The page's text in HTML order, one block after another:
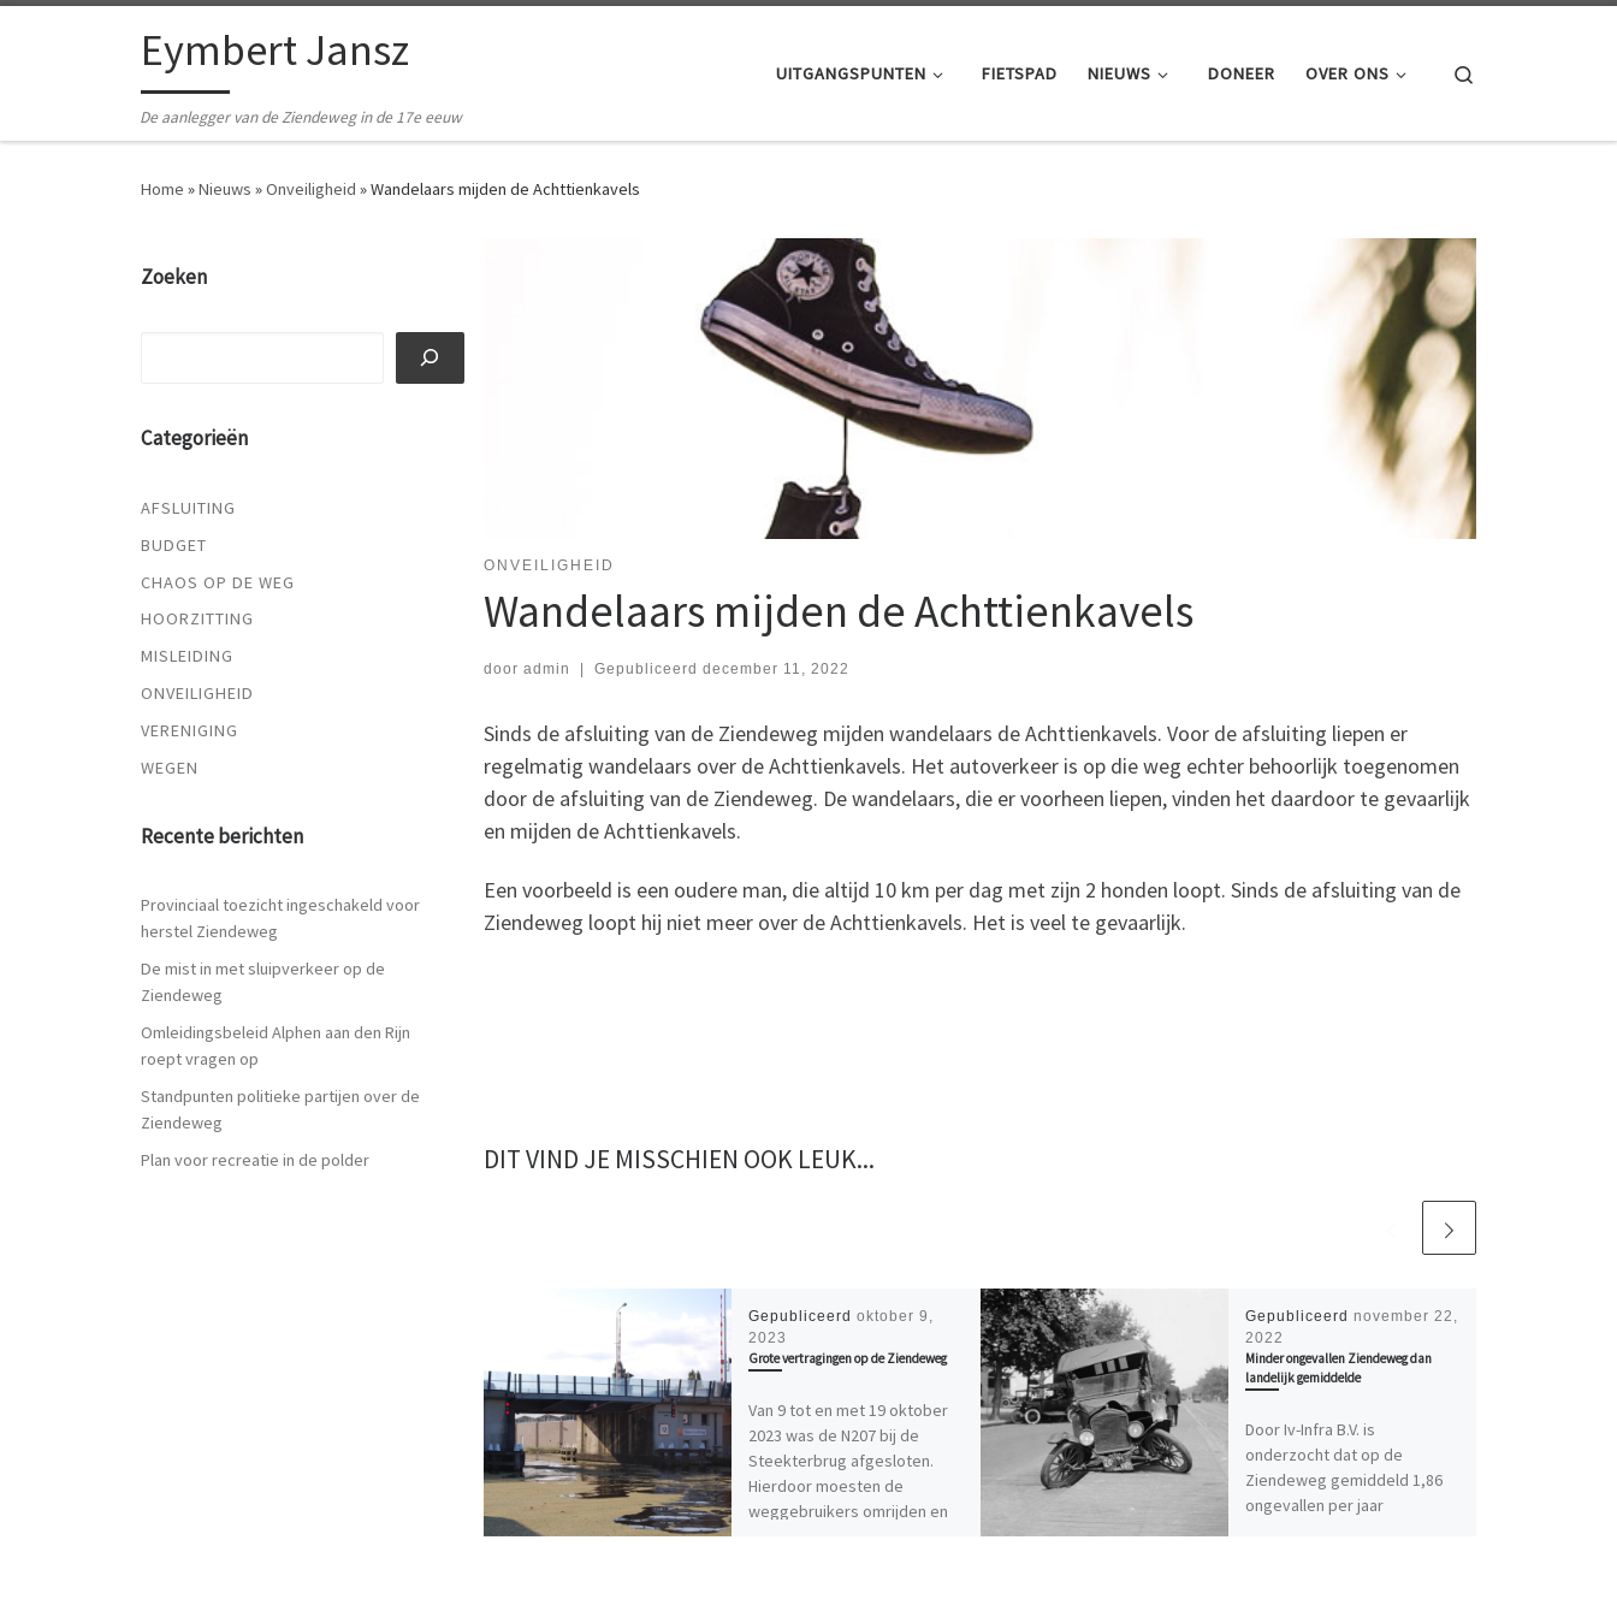
Eymbert Jansz
De aanlegger van de Ziendeweg in de 17e eeuw
UITGANGSPUNTEN FIETSPAD NIEUWS DONEER OVER ONS
Home »Nieuws »Onveiligheid »Wandelaars mijden de Achttienkavels
ONVEILIGHEID
Wandelaars mijden de Achttienkavels
door admin | Gepubliceerd december 11, 2022
Sinds de afsluiting van de Ziendeweg mijden wandelaars de Achttienkavels. Voor de afsluiting liepen er
regelmatig wandelaars over de Achttienkavels. Het autoverkeer is op die weg echter behoorlijk toegenomen
door de afsluiting van de Ziendeweg. De wandelaars, die er voorheen liepen, vinden het daardoor te gevaarlijk
en mijden de Achttienkavels.
Een voorbeeld is een oudere man, die altijd 10 km per dag met zijn 2 honden loopt. Sinds de afsluiting van de
Ziendeweg loopt hij niet meer over de Achttienkavels. Het is veel te gevaarlijk.
DIT VIND JE MISSCHIEN OOK LEUK...
Gepubliceerdoktober 9,
2023
Grote vertragingen op de Ziendeweg
Van 9 tot en met 19 oktober
2023 was de N207 bij de
Steekterbrug afgesloten.
Hierdoor moesten de
weggebruikers omrijden en
Gepubliceerd november 22,
2022
Minder ongevallen Ziendeweg dan
landelijk gemiddelde
Door Iv-Infra B.V. is
onderzocht dat op de
Ziendeweg gemiddeld 1,86
ongevallen per jaar
Zoeken
Categorieën
AFSLUITING
BUDGET
CHAOS OP DE WEG
HOORZITTING
MISLEIDING
ONVEILIGHEID
VERENIGING
WEGEN
Recente berichten
Provinciaal toezicht ingeschakeld voor
herstel Ziendeweg
De mist in met sluipverkeer op de
Ziendeweg
Omleidingsbeleid Alphen aan den Rijn
roept vragen op
Standpunten politieke partijen over de
Ziendeweg
Plan voor recreatie in de polder